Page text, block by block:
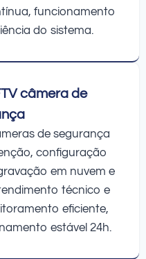
funcionamento
do sistema.
câmera de
de segurança
configuração
em nuvem e
técnico e
eficiente,
estável 24h.